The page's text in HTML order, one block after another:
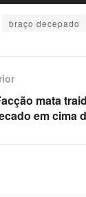
braço decepado
mata
em cima